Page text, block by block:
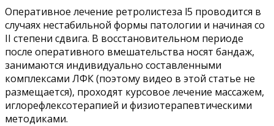
Оперативное лечение ретролистеза l5 проводится в
случаях нестабильной формы патологии и начиная со
II степени сдвига. В восстановительном периоде
после оперативного вмешательства носят бандаж,
занимаются индивидуально составленными
комплексами ЛФК (поэтому видео в этой статье не
размещается), проходят курсовое лечение массажем,
иглорефлексотерапией и физиотерапевтическими
методиками.